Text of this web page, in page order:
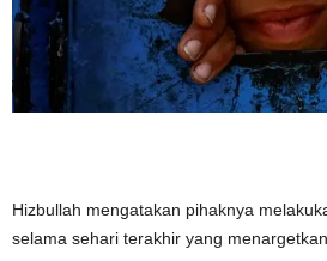
Hizbullah mengatakan pihaknya
selama sehari terakhir yang